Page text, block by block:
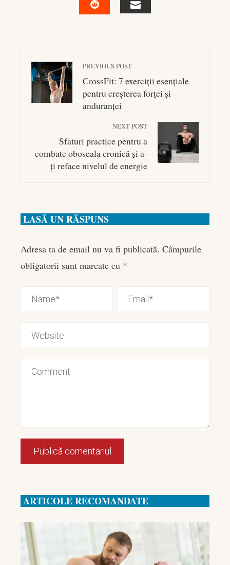
PREVIOUS POST
CrossFit: 7 exerciții esențiale
pentru creșterea forței și
anduranței
NEXT POST
Sfaturi practice pentru a
combate oboseala cronică și a-
ți reface nivelul de energie
LASĂ UN RĂSPUNS
Adresa ta de email nu va fi publicată. Câmpurile
obligatorii sunt marcate cu *
ARTICOLE RECOMANDATE